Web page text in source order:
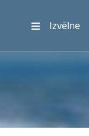
Izvēlne